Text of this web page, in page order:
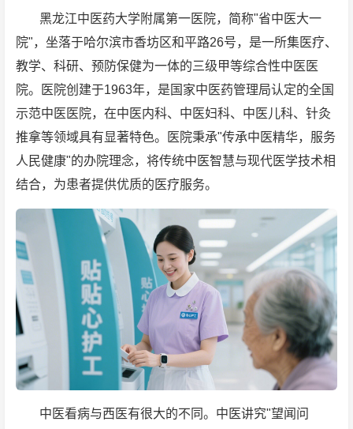
黑龙江中医药大学附属第一医院，简称"省中医大一
院"，坐落于哈尔滨市香坊区和平路26号，是一所集医疗、
教学、科研、预防保健为一体的三级甲等综合性中医医
院。医院创建于1963年，是国家中医药管理局认定的全国
示范中医医院，在中医内科、中医妇科、中医儿科、针灸
推拿等领域具有显著特色。医院秉承"传承中医精华，服务
人民健康"的办院理念，将传统中医智慧与现代医学技术相
结合，为患者提供优质的医疗服务。
中医看病与西医有很大的不同。中医讲究"望闻问